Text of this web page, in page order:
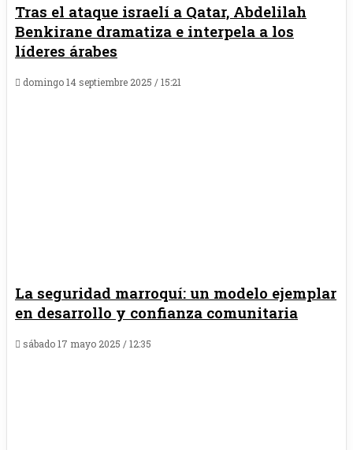
Tras el ataque israelí a Qatar, Abdelilah
Benkirane dramatiza e interpela a los
líderes árabes
domingo 14 septiembre 2025 / 15:21
La seguridad marroquí: un modelo ejemplar
en desarrollo y confianza comunitaria
sábado 17 mayo 2025 / 12:35